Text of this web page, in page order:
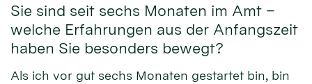
Sie sind seit sechs Monaten im Amt –
welche Erfahrungen aus der Anfangszeit
haben Sie besonders bewegt?
Als ich vor gut sechs Monaten gestartet bin, bin